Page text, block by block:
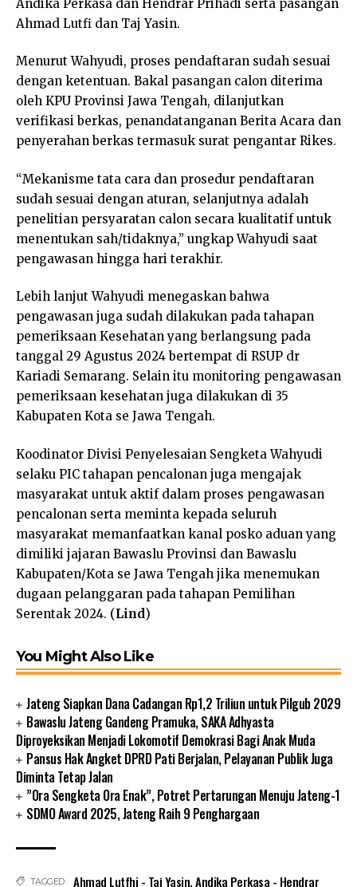
Andika Perkasa dan Hendrar Prihadi serta pasangan
Ahmad Lutfi dan Taj Yasin.
Menurut Wahyudi, proses pendaftaran sudah sesuai
dengan ketentuan. Bakal pasangan calon diterima
oleh KPU Provinsi Jawa Tengah, dilanjutkan
verifikasi berkas, penandatanganan Berita Acara dan
penyerahan berkas termasuk surat pengantar Rikes.
“Mekanisme tata cara dan prosedur pendaftaran
sudah sesuai dengan aturan, selanjutnya adalah
penelitian persyaratan calon secara kualitatif untuk
menentukan sah/tidaknya,” ungkap Wahyudi saat
pengawasan hingga hari terakhir.
Lebih lanjut Wahyudi menegaskan bahwa
pengawasan juga sudah dilakukan pada tahapan
pemeriksaan Kesehatan yang berlangsung pada
tanggal 29 Agustus 2024 bertempat di RSUP dr
Kariadi Semarang. Selain itu monitoring pengawasan
pemeriksaan kesehatan juga dilakukan di 35
Kabupaten Kota se Jawa Tengah.
Koodinator Divisi Penyelesaian Sengketa Wahyudi
selaku PIC tahapan pencalonan juga mengajak
masyarakat untuk aktif dalam proses pengawasan
pencalonan serta meminta kepada seluruh
masyarakat memanfaatkan kanal posko aduan yang
dimiliki jajaran Bawaslu Provinsi dan Bawaslu
Kabupaten/Kota se Jawa Tengah jika menemukan
dugaan pelanggaran pada tahapan Pemilihan
Serentak 2024. (Lind)
You Might Also Like
Jateng Siapkan Dana Cadangan Rp1,2 Triliun untuk Pilgub 2029
Bawaslu Jateng Gandeng Pramuka, SAKA Adhyasta
Diproyeksikan Menjadi Lokomotif Demokrasi Bagi Anak Muda
Pansus Hak Angket DPRD Pati Berjalan, Pelayanan Publik Juga
Diminta Tetap Jalan
”Ora Sengketa Ora Enak”, Potret Pertarungan Menuju Jateng-1
SDMO Award 2025, Jateng Raih 9 Penghargaan
TAGGED: Ahmad Lutfhi - Taj Yasin,Andika Perkasa - Hendrar